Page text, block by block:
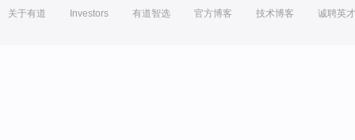
关于有道 Investors 有道智选 官方博客 技术博客 诚聘英才